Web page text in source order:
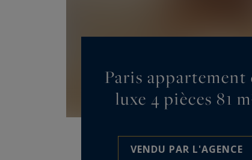
Paris appartement
luxe 4 pièces 81
VENDU PAR L'AGENCE